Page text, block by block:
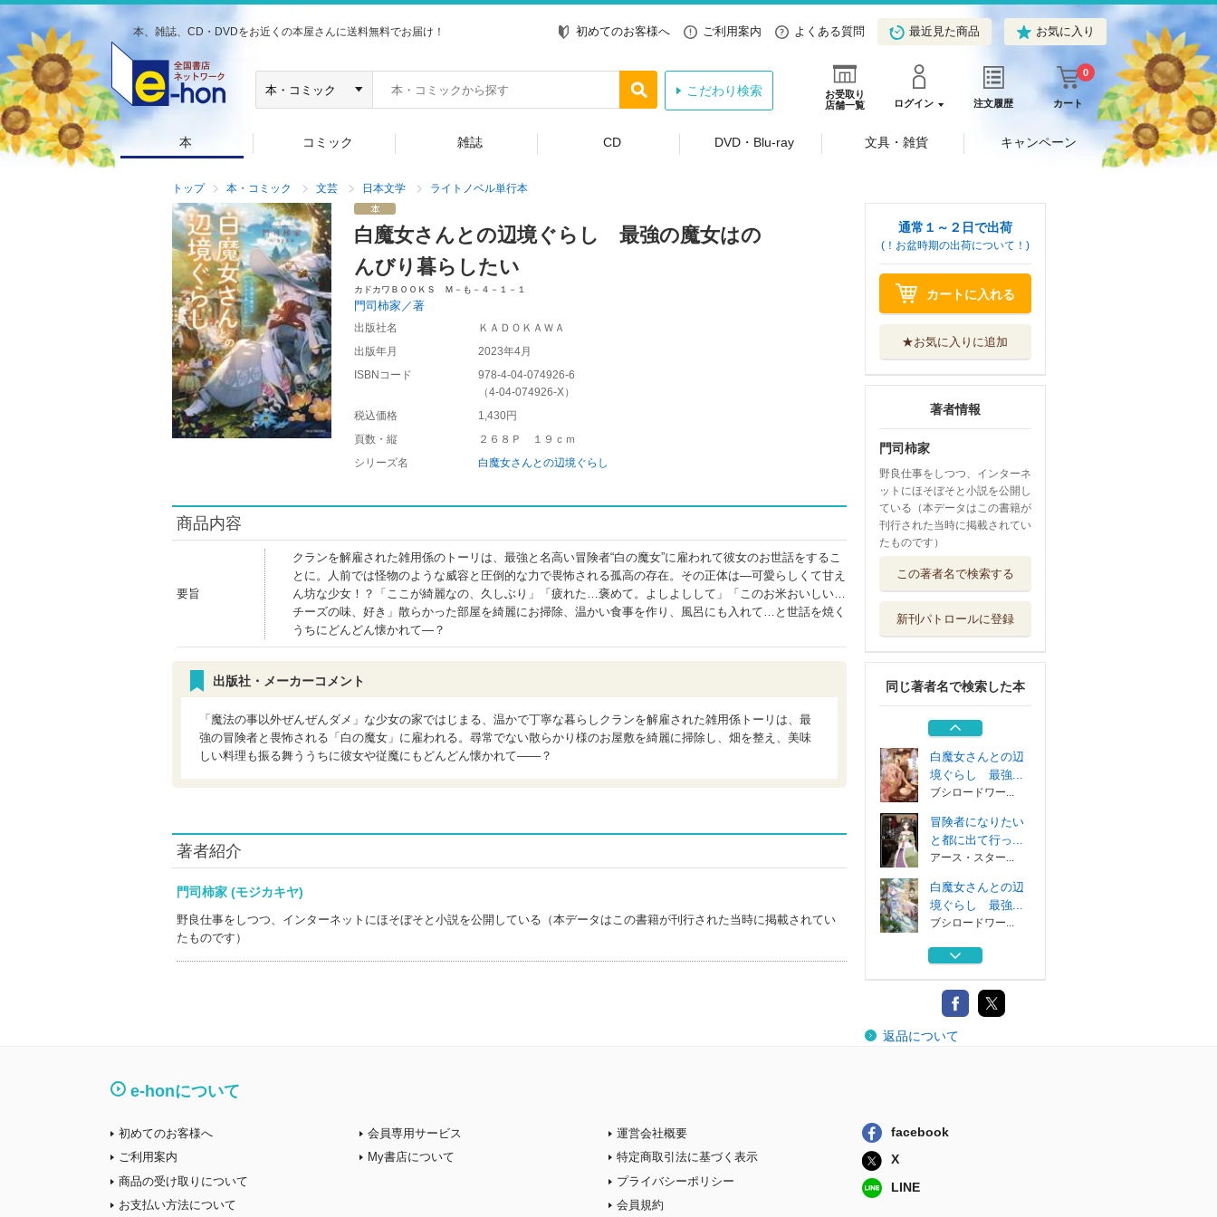
本、雑誌、CD・DVDをお近くの本屋さんに送料無料でお届け！ 初めてのお客様へ ご利用案内 よくある質問 最近見た商品 お気に入り
お受取り
店舗一覧
ログイン 注文履歴 カート
0
こだわり検索
本 コミック 雑誌 CD DVD・Blu-ray 文具・雑貨 キャンペーン
トップ 本・コミック 文芸 日本文学 ライトノベル単行本
白魔女さんとの辺境ぐらし 最強の魔女はの
んびり暮らしたい
カドカワＢＯＯＫＳ Ｍ－も－４－１－１
門司柿家／著
出版社名
ＫＡＤＯＫＡＷＡ
出版年月
2023年4月
ISBNコード
978-4-04-074926-6
（4-04-074926-X）
税込価格
1,430円
頁数・縦
２６８Ｐ １９ｃｍ
シリーズ名
白魔女さんとの辺境ぐらし
商品内容
要旨
クランを解雇された雑用係のトーリは、最強と名高い冒険者“白の魔女”に雇われて彼女のお世話をするこ
とに。人前では怪物のような威容と圧倒的な力で畏怖される孤高の存在。その正体は―可愛らしくて甘え
ん坊な少女！？「ここが綺麗なの、久しぶり」「疲れた…褒めて。よしよしして」「このお米おいしい…
チーズの味、好き」散らかった部屋を綺麗にお掃除、温かい食事を作り、風呂にも入れて…と世話を焼く
うちにどんどん懐かれて―？
出版社・メーカーコメント
「魔法の事以外ぜんぜんダメ」な少女の家ではじまる、温かで丁寧な暮らしクランを解雇された雑用係トーリは、最
強の冒険者と畏怖される「白の魔女」に雇われる。尋常でない散らかり様のお屋敷を綺麗に掃除し、畑を整え、美味
しい料理も振る舞ううちに彼女や従魔にもどんどん懐かれて――？
著者紹介
門司柿家 (モジカキヤ)
野良仕事をしつつ、インターネットにほそぼそと小説を公開している（本データはこの書籍が刊行された当時に掲載されてい
たものです）
通常１～２日で出荷
(！お盆時期の出荷について！)
カートに入れる
★お気に入りに追加
著者情報
門司柿家
野良仕事をしつつ、インターネ
ットにほそぼそと小説を公開し
ている（本データはこの書籍が
刊行された当時に掲載されてい
たものです）
この著者名で検索する
新刊パトロールに登録
同じ著者名で検索した本
境ぐらし 最強...
冒険者になりたい
アース・スター...
冒険者になりたい
と都に出て行っ...
アース・スター...
白魔女さんとの辺
境ぐらし 最強...
ブシロードワー...
冒険者になりたい
と都に出て行っ...
アース・スター...
白魔女さんとの辺
境ぐらし 最強...
ブシロードワー...
冒険者になりたい
アース・スター...
冒険者になりたい
と都に出て行っ...
返品について
e-honについて
初めてのお客様へ
ご利用案内
商品の受け取りについて
お支払い方法について
会員専用サービス
My書店について
運営会社概要
特定商取引法に基づく表示
プライバシーポリシー
会員規約
facebook
X
LINE